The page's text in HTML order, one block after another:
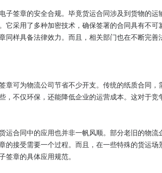
子签章的安全合规。毕竟货运合同涉及到货物的
它采用了多种加密技术，确保签署的合同具有不
同样具备法律效力。而且，相关部门也在不断完
章可为物流公司节省不少开支。传统的纸质合同
，不仅环保，还能降低企业的运营成本。这对于竞
运合同中的应用也并非一帆风顺。部分老旧的物
的接受需要一个过程。而且，在一些特殊的货运
签章的具体应用规范。